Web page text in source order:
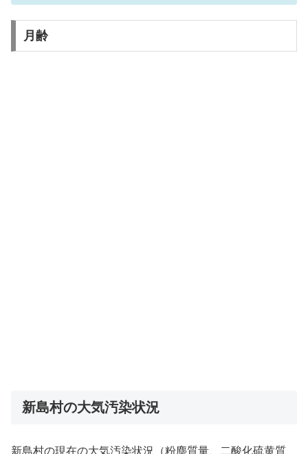
月齢
新島村の大気汚染状況
新島村の現在の大気汚染状況（粉塵質量、二酸化硫黄質